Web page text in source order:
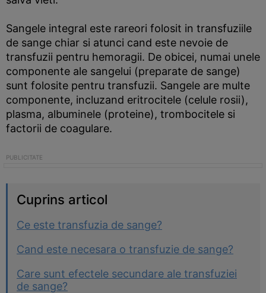
Sangele integral este rareori folosit in transfuziile
de sange chiar si atunci cand este nevoie de
transfuzii pentru hemoragii. De obicei, numai unele
componente ale sangelui (preparate de sange)
sunt folosite pentru transfuzii. Sangele are multe
componente, incluzand eritrocitele (celule rosii),
plasma, albuminele (proteine), trombocitele si
factorii de coagulare.
Cuprins articol
Ce este transfuzia de sange?
Cand este necesara o transfuzie de sange?
Care sunt efectele secundare ale transfuziei
de sange?